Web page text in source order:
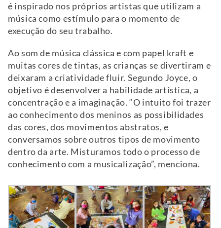
é inspirado nos próprios artistas que utilizam a
música como estímulo para o momento de
execução do seu trabalho.
Ao som de música clássica e com papel kraft e
muitas cores de tintas, as crianças se divertiram e
deixaram a criatividade fluir. Segundo Joyce, o
objetivo é desenvolver a habilidade artística, a
concentração e a imaginação. “O intuito foi trazer
ao conhecimento dos meninos as possibilidades
das cores, dos movimentos abstratos, e
conversamos sobre outros tipos de movimento
dentro da arte. Misturamos todo o processo de
conhecimento com a musicalização”, menciona.